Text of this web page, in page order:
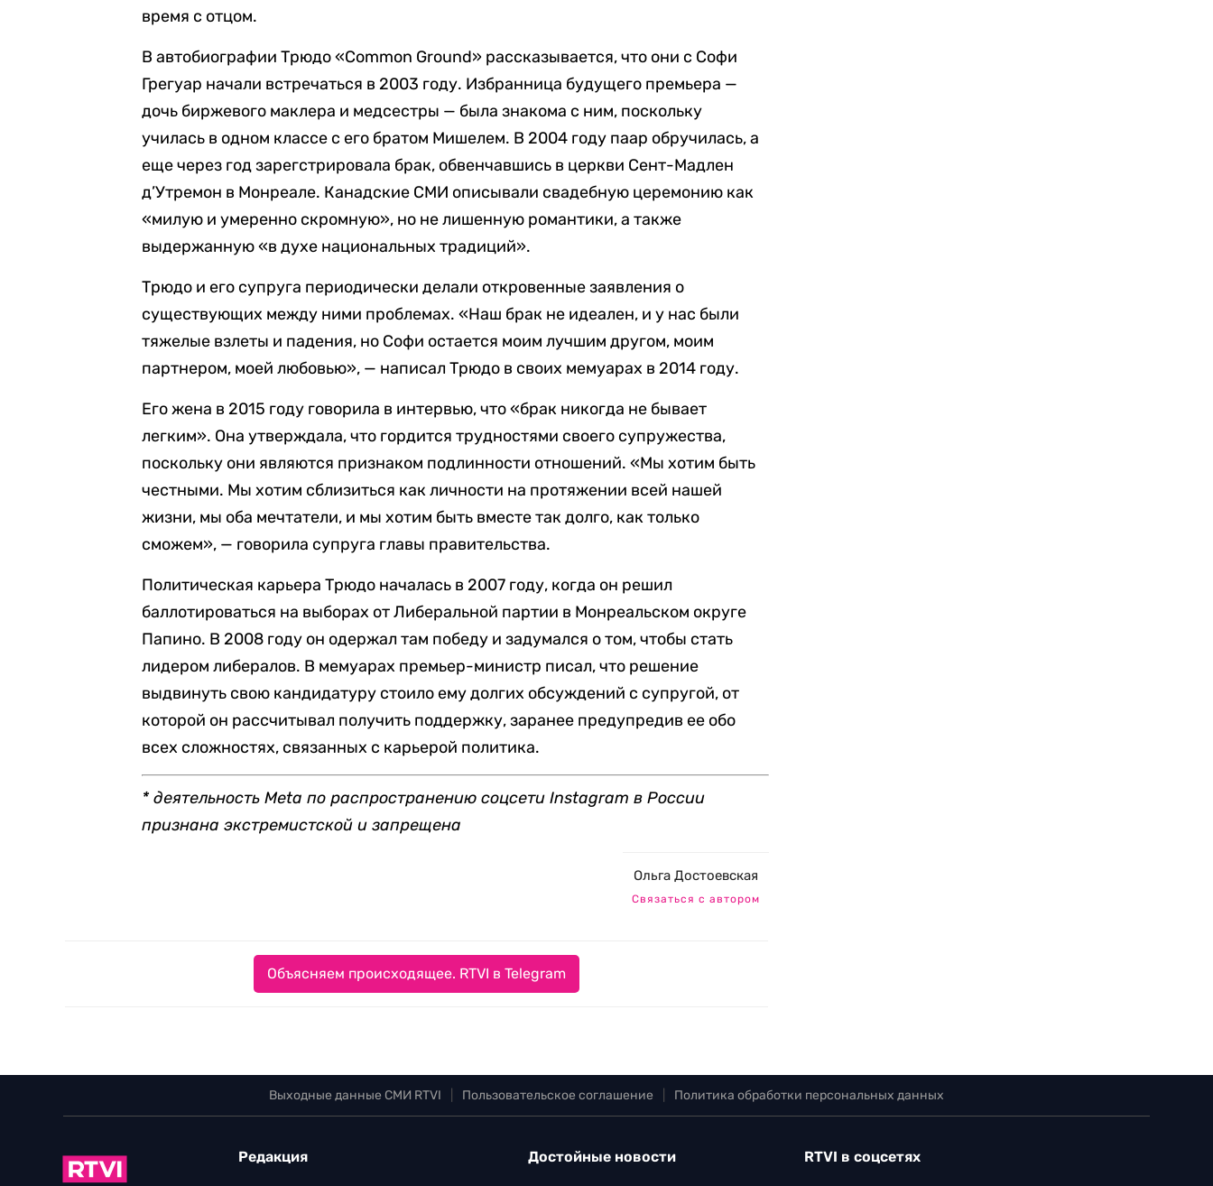
время с отцом.
В автобиографии Трюдо «Common Ground» рассказывается, что они с Софи
Грегуар начали встречаться в 2003 году. Избранница будущего премьера —
дочь биржевого маклера и медсестры — была знакома с ним, поскольку
училась в одном классе с его братом Мишелем. В 2004 году паар обручилась, а
еще через год зарегстрировала брак, обвенчавшись в церкви Сент-Мадлен
д’Утремон в Монреале. Канадские СМИ описывали свадебную церемонию как
«милую и умеренно скромную», но не лишенную романтики, а также
выдержанную «в духе национальных традиций».
Трюдо и его супруга периодически делали откровенные заявления о
существующих между ними проблемах. «Наш брак не идеален, и у нас были
тяжелые взлеты и падения, но Софи остается моим лучшим другом, моим
партнером, моей любовью», — написал Трюдо в своих мемуарах в 2014 году.
Его жена в 2015 году говорила в интервью, что «брак никогда не бывает
легким». Она утверждала, что гордится трудностями своего супружества,
поскольку они являются признаком подлинности отношений. «Мы хотим быть
честными. Мы хотим сблизиться как личности на протяжении всей нашей
жизни, мы оба мечтатели, и мы хотим быть вместе так долго, как только
сможем», — говорила супруга главы правительства.
Политическая карьера Трюдо началась в 2007 году, когда он решил
баллотироваться на выборах от Либеральной партии в Монреальском округе
Папино. В 2008 году он одержал там победу и задумался о том, чтобы стать
лидером либералов. В мемуарах премьер-министр писал, что решение
выдвинуть свою кандидатуру стоило ему долгих обсуждений с супругой, от
которой он рассчитывал получить поддержку, заранее предупредив ее обо
всех сложностях, связанных с карьерой политика.
* деятельность Meta по распространению соцсети Instagram в России
признана экстремистской и запрещена
Ольга Достоевская
Связаться с автором
Объясняем происходящее. RTVI в Telegram
Выходные данные СМИ RTVI Пользовательское соглашение Политика обработки персональных данных
Редакция Достойные новости RTVI в соцсетях